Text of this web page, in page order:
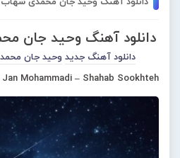
دانلود آهنگ وحید جان
دانلود آهنگ جدید وحید جان
Jan Mohammadi – Shahab Sookhteh